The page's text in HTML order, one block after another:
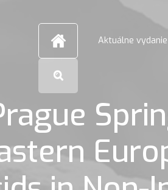
Aktuálne vydanie